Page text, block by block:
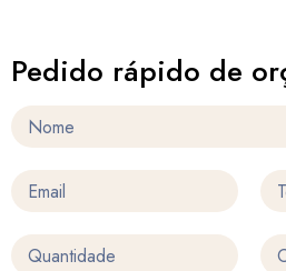
Pedido rápido de